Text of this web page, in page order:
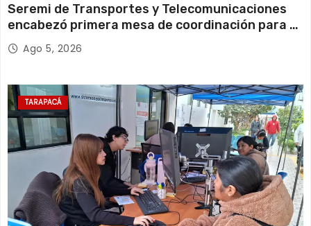
Seremi de Transportes y Telecomunicaciones
encabezó primera mesa de coordinación para el
retiro de cables en desuso en Iquique
Ago 5, 2026
TARAPACÁ